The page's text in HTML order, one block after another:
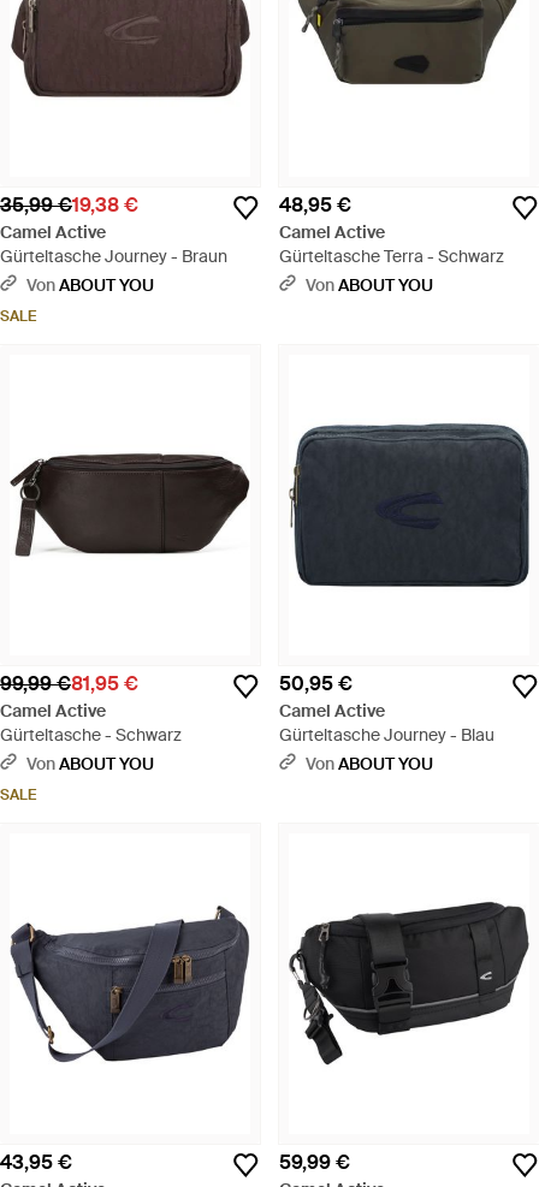
35,99 €19,38 €
Camel Active
Gürteltasche Journey - Braun
VonABOUT YOU
SALE
48,95 €
Camel Active
Gürteltasche Terra - Schwarz
VonABOUT YOU
99,99 €81,95 €
Camel Active
Gürteltasche - Schwarz
VonABOUT YOU
SALE
50,95 €
Camel Active
Gürteltasche Journey - Blau
VonABOUT YOU
43,95 € 59,99 €